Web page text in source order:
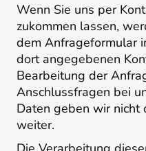
Wenn Sie uns per
zukommen lassen,
dem Anfrageformular
dort angegebenen
Bearbeitung der
Anschlussfragen bei
Daten geben wir nicht
weiter.